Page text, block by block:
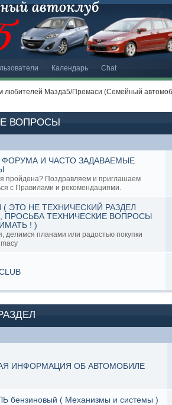
Календарь Chat
Мазда5/Премаси (Семейный
ВОПРОСЫ
ФОРУМА И ЧАСТО ЗАДАВАЕМЫЕ
пройдена? Поздравляем и приглашаем
с Правилами и рекомендациями.
( ЭТО НЕ ТЕХНИЧЕСКИЙ РАЗДЕЛ
ПРОСЬБА ТЕХНИЧЕСКИЕ ВОПРОСЫ
! )
делимся планами или радостью покупки
ИНФОРМАЦИЯ ОБ АВТОМОБИЛЕ
бензиновый ( Механизмы и системы )